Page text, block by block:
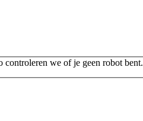
controleren we of je geen robot bent.